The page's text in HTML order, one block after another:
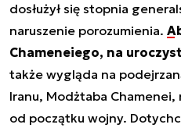
dosłużył się stopnia
naruszenie porozumienia.
Chameneiego, na
także wygląda na
Iranu, Modżtaba Chamenei,
od początku wojny.